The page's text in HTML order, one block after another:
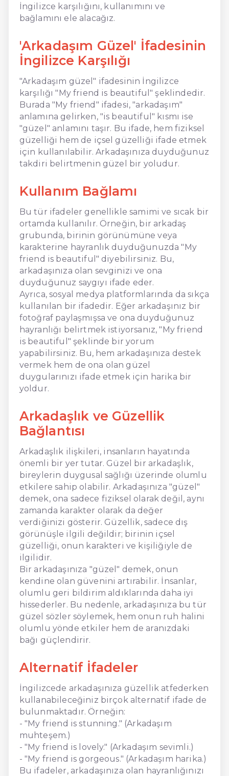
İngilizce karşılığını, kullanımını ve
bağlamını ele alacağız.
'Arkadaşım Güzel' İfadesinin
İngilizce Karşılığı
"Arkadaşım güzel" ifadesinin İngilizce
karşılığı "My friend is beautiful" şeklindedir.
Burada "My friend" ifadesi, "arkadaşım"
anlamına gelirken, "is beautiful" kısmı ise
"güzel" anlamını taşır. Bu ifade, hem fiziksel
güzelliği hem de içsel güzelliği ifade etmek
için kullanılabilir. Arkadaşınıza duyduğunuz
takdiri belirtmenin güzel bir yoludur.
Kullanım Bağlamı
Bu tür ifadeler genellikle samimi ve sıcak bir
ortamda kullanılır. Örneğin, bir arkadaş
grubunda, birinin görünümüne veya
karakterine hayranlık duyduğunuzda "My
friend is beautiful" diyebilirsiniz. Bu,
arkadaşınıza olan sevginizi ve ona
duyduğunuz saygıyı ifade eder.
Ayrıca, sosyal medya platformlarında da sıkça
kullanılan bir ifadedir. Eğer arkadaşınız bir
fotoğraf paylaşmışsa ve ona duyduğunuz
hayranlığı belirtmek istiyorsanız, "My friend
is beautiful" şeklinde bir yorum
yapabilirsiniz. Bu, hem arkadaşınıza destek
vermek hem de ona olan güzel
duygularınızı ifade etmek için harika bir
yoldur.
Arkadaşlık ve Güzellik
Bağlantısı
Arkadaşlık ilişkileri, insanların hayatında
önemli bir yer tutar. Güzel bir arkadaşlık,
bireylerin duygusal sağlığı üzerinde olumlu
etkilere sahip olabilir. Arkadaşınıza "güzel"
demek, ona sadece fiziksel olarak değil, aynı
zamanda karakter olarak da değer
verdiğinizi gösterir. Güzellik, sadece dış
görünüşle ilgili değildir; birinin içsel
güzelliği, onun karakteri ve kişiliğiyle de
ilgilidir.
Bir arkadaşınıza "güzel" demek, onun
kendine olan güvenini artırabilir. İnsanlar,
olumlu geri bildirim aldıklarında daha iyi
hissederler. Bu nedenle, arkadaşınıza bu tür
güzel sözler söylemek, hem onun ruh halini
olumlu yönde etkiler hem de aranızdaki
bağı güçlendirir.
Alternatif İfadeler
İngilizcede arkadaşınıza güzellik atfederken
kullanabileceğiniz birçok alternatif ifade de
bulunmaktadır. Örneğin:
- "My friend is stunning." (Arkadaşım
muhteşem.)
- "My friend is lovely." (Arkadaşım sevimli.)
- "My friend is gorgeous." (Arkadaşım harika.)
Bu ifadeler, arkadaşınıza olan hayranlığınızı